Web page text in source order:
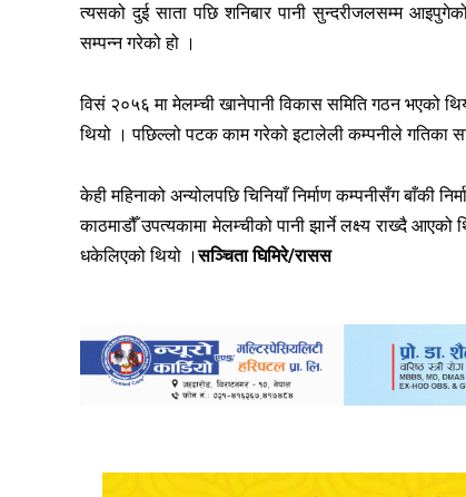
त्यसको दुई साता पछि शनिबार पानी सुन्दरीजलसम्म
सम्पन्न गरेको हो ।
विसं २०५६ मा मेलम्ची खानेपानी विकास समिति गठन भएको
थियो । पछिल्लो पटक काम गरेको इटालेली कम्पनीले गतिका
केही महिनाको अन्योलपछि चिनियाँ निर्माण कम्पनीसँग बाँकी
काठमाडौँ उपत्यकामा मेलम्चीको पानी झार्ने लक्ष्य राख्दै
धकेलिएको थियो ।सञ्चिता घिमिरे/रासस